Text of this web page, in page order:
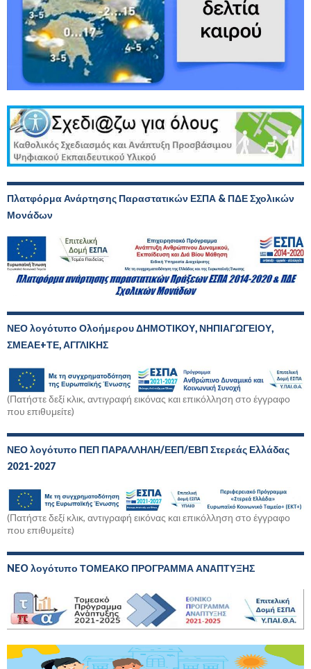
Πλατφόρμα Ανάρτησης Παραστατικών ΕΣΠΑ & ΠΔΕ Σχολικών
Μονάδων
ΝΕΟ λογότυπο Ολοήμερου ΔΗΜΟΤΙΚΟΥ, ΝΗΠΙΑΓΩΓΕΙΟΥ,
ΣΜΕΑΕ+ΤΕ, ΑΓΓΛΙΚΗΣ
(Πατήστε δεξί κλικ, αντιγραφή εικόνας και επικόλληση στο έγγραφο
που επιθυμείτε)
ΝΕΟ λογότυπο ΠΕΠ ΠΑΡΑΛΛΗΛΗ/ΕΕΠ/ΕΒΠ Στερεάς Ελλάδας
2021-2027
(Πατήστε δεξί κλικ, αντιγραφή εικόνας και επικόλληση στο έγγραφο
που επιθυμείτε)
NEO λογότυπο ΤΟΜΕΑΚΟ ΠΡΟΓΡΑΜΜΑ ΑΝΑΠΤΥΞΗΣ